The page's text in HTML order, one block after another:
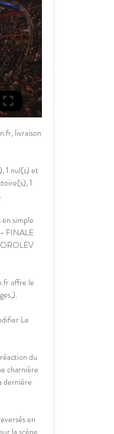
m. Atlético de Madrid vs. RB Leipzig EN VIVO en Paraguay: 3.00 p. …

Tout ce qu'il faut savoir sur le match Cienciano vs Atlético Grau de Pérou - Seconde Division du (26 Octobre 2019) en direct : Résumé, statistiques, compositions et résultats - Besoccer

Valenciennes U19 - USL Dunkerque U19 scores en direct Les cotes en direct de U-TV sont consultables sur la section live de Football . Où regarder Valenciennes U19 vs USL Dunkerque U19 ? Dans la section TV, vous ...

L'information recueillie dans le cadre de cet encart fait l'objet d'un traitement informatique opéré sous la responsabilité de NORAUTO France et/ou Norauto International ("NORAUTO") afin d'identifier votre type de véhicule pour afficher les produits et services compatibles avec celui-ci.

✓ USL Dunkerque | Dunkirk VAFC - Valenciennes Football Club ⌚ 19h00 Stade Marcel Tribut En live sur Twitter Amazon Prime Video

Bienvenue sur le site Officiel de l'office de Tourisme de Villefranche-sur-Mer et de la culture. Informations, hébergements, activités, événements

Ce processus peut être assimilé à une cascade et tout maillon manquant dans cette chaîne mettra un ter